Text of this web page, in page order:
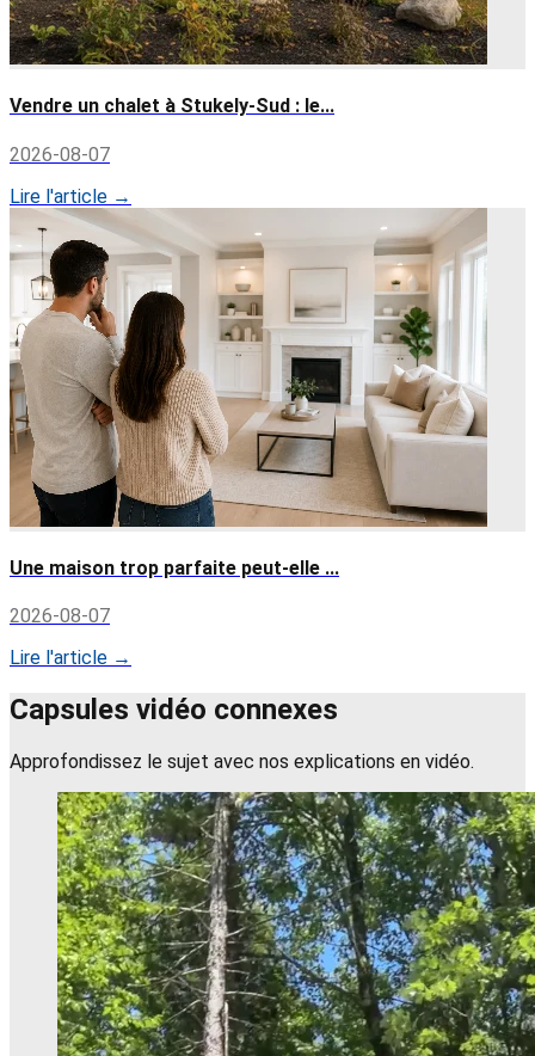
Vendre un chalet à Stukely-Sud : le...
2026-08-07
Lire l'article →
Une maison trop parfaite peut-elle ...
2026-08-07
Lire l'article →
Capsules vidéo connexes
Approfondissez le sujet avec nos explications en vidéo.